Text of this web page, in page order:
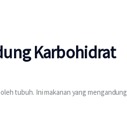
Karbohidrat
tubuh. Ini makanan yang mengandung